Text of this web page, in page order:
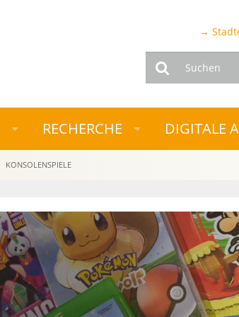
→
RECHERCHE DIGITALE
KONSOLENSPIELE